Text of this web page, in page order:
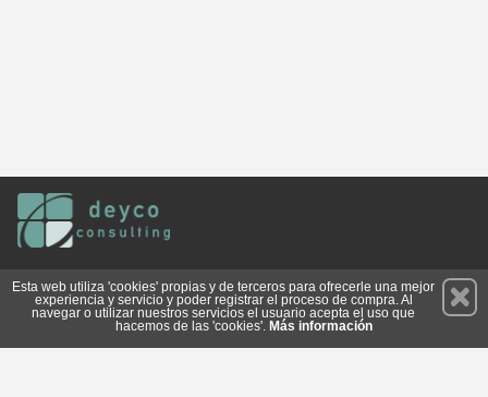
Suscríbete
Esta web utiliza 'cookies' propias y de terceros para ofrecerle una mejor
experiencia y servicio y poder registrar el proceso de compra. Al
navegar o utilizar nuestros servicios el usuario acepta el uso que
hacemos de las 'cookies'. Más información